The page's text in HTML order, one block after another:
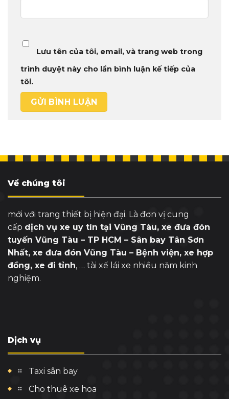
Lưu tên của tôi, email, và trang web trong
trình duyệt này cho lần bình luận kế tiếp của
tôi.
Về chúng tôi
mới với trang thiết bị hiện đại. Là đơn vị cung
cấp dịch vụ xe uy tín tại Vũng Tàu, xe đưa đón
tuyến Vũng Tàu – TP HCM – Sân bay Tân Sơn
Nhất, xe đưa đón Vũng Tàu – Bệnh viện, xe hợp
đồng, xe đi tỉnh, … tài xế lái xe nhiều năm kinh
nghiệm.
Dịch vụ
Taxi sân bay
Cho thuê xe hoa